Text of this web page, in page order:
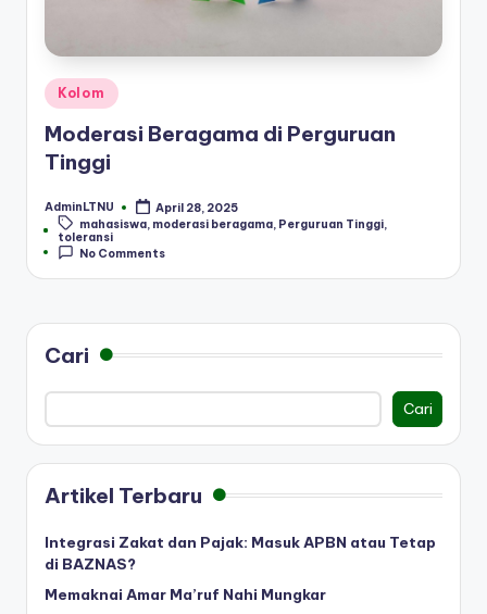
Posted
in
Kolom
Moderasi Beragama di Perguruan
Tinggi
Posted
by
AdminLTNU
April 28, 2025
Tags:mahasiswa, moderasi beragama, Perguruan Tinggi,
toleransi
No Comments
Cari
Cari
Artikel Terbaru
Integrasi Zakat dan Pajak: Masuk APBN atau Tetap
di BAZNAS?
Memaknai Amar Ma’ruf Nahi Mungkar